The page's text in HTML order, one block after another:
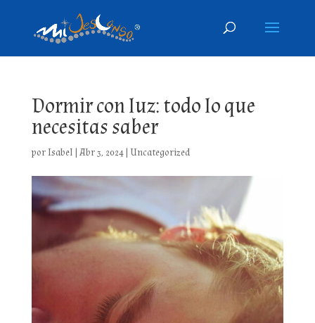
Dormir con luz: todo lo que
necesitas saber
porIsabel | Abr 3, 2024| Uncategorized